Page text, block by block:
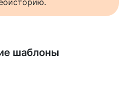
шаблоны
больше